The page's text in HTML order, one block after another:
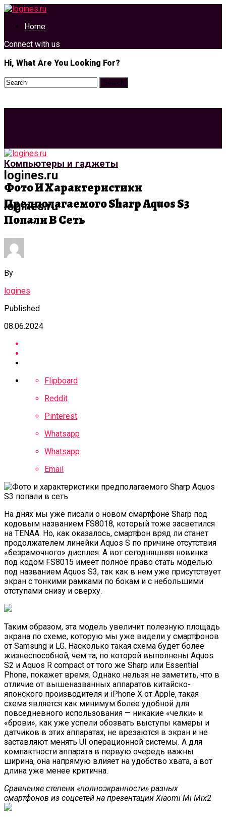
Home
Connect with us
Hi, What Are You Looking For?
logines.ru
logines.ru
Компьютеры и гаджеты
Фото И Характеристики
Предполагаемого Sharp Aquos S3
Попали В Сеть
By
logines
Published
08.06.2024
Flipboard
Reddit
Pinterest
Whatsapp
Whatsapp
Email
На днях мы уже писали о новом смартфоне Sharp под
кодовым названием FS8018, который тоже засветился
на TENAA. Но, как оказалось, смартфон вряд ли станет
продолжателем линейки Aquos S по причине отсутствия
«безрамочного» дисплея. А вот сегодняшняя новинка
под кодом FS8015 имеет полное право стать моделью
под названием Aquos S3, так как в нем уже присутствует
экран с тонкими рамками по бокам и с небольшими
отступами снизу и сверху.
Таким образом, эта модель увеличит полезную площадь
экрана по схеме, которую мы уже видели у смартфонов
от Samsung и LG. Насколько такая схема будет более
жизнеспособной, чем та, по которой выполнены Aquos
S2 и Aquos R compact от того же Sharp или Essential
Phone, покажет время. Однако нельзя не заметить, что в
отличие от вышеназванных аппаратов китайско-
японского производителя и iPhone X от Apple, такая
схема является как минимум более удобной для
повседневного использования — никакие «челки» и
«брови», как уже успели обозвать выступы камеры и
датчиков в этих аппаратах, не врезаются в экран и не
заставляют менять UI операционной системы. А для
компактности аппарата в первую очередь важны
ширина, она напрямую влияет на удобство хвата, а вот
длина уже менее критична.
Сравнение степени «полноэкранности» разных
смартфонов из соцсетей на презентации Xiaomi Mi Mix2